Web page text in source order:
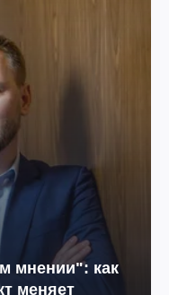
мнении": как
меняет